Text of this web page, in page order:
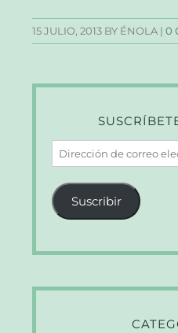
15 JULIO, 2013 BY ÉNOLA |0
Dirección
de
correo
electrónico
Suscribir